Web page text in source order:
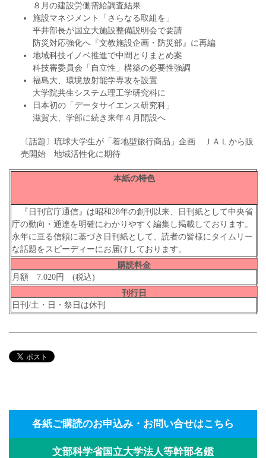
８月の建設労働需給調査結果
施設マネジメント「さらなる取組を」
平井部長が国立大施設整備説明会で要請
防災対応強化へ『文教施設企画・防災部』に再編
地域科技イノベ推進で中間とりまとめ案
科技審委員会「自立性」構築の必要性強調
福島大、環境放射能学専攻を設置
大学院共生システム理工学研究科に
日本初の「データサイエンス研究科」
滋賀大、学部に続き来年４月開設へ
〔話題〕琉球大学生が「着地型旅行商品」企画 ＪＡＬから販
売開始 地域活性化に期待
本紙の特色
『日刊官庁通信』は昭和28年の創刊以来、日刊紙として中央省
庁の動向・通達を明確にわかりやすく編集し掲載しております。
永年に亘る信頼に基づき日刊紙として、読者の皆様にタイムリー
な話題をスピーディーにお届けしております。
購読料金
月額 7.020円 (税込)
刊行日
日刊/土・日・祭日は休刊
各紙ご購読のお申込み・お問い合せはこちら
文部科学省国立大学法人等幹部名鑑